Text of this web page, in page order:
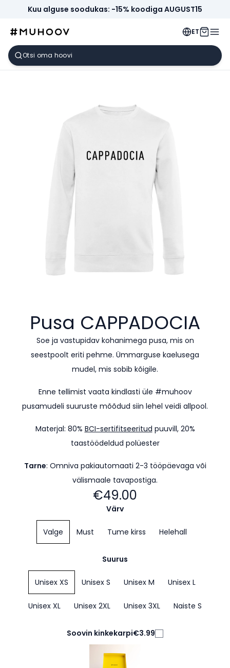
Kuu alguse soodukas: -15% koodiga AUGUST15
ET
Pusa CAPPADOCIA
Soe ja vastupidav kohanimega pusa, mis on
seestpoolt eriti pehme. Ümmarguse kaelusega
mudel, mis sobib kõigile.
Enne tellimist vaata kindlasti üle #muhoov
pusamudeli suuruste mõõdud siin lehel veidi allpool.
Materjal: 80% BCI-sertifitseeritud puuvill, 20%
taastöödeldud polüester
Tarne: Omniva pakiautomaati 2-3 tööpäevaga või
välismaale tavapostiga.
€49.00
Värv
Valge Must Tume kirss Helehall
Suurus
Unisex XS Unisex S Unisex M Unisex L
Unisex XL Unisex 2XL Unisex 3XL Naiste S
Soovin kinkekarpi€3.99